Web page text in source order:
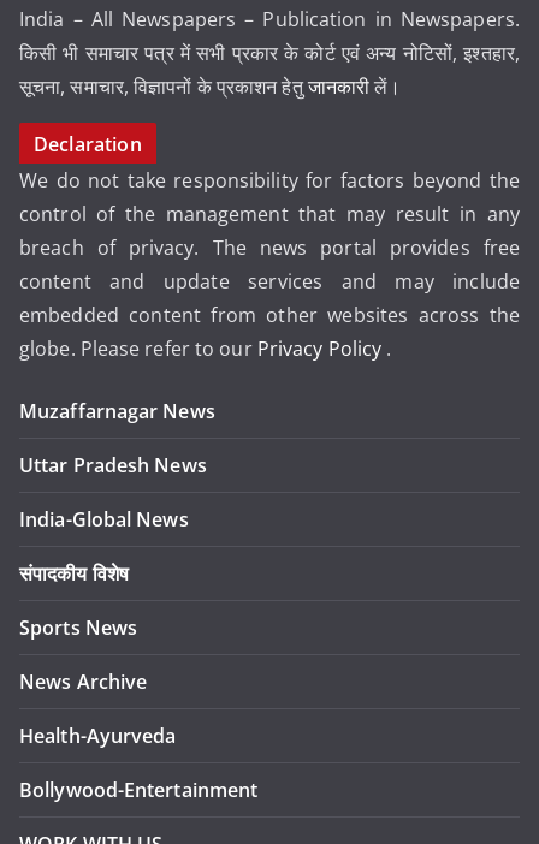
India – All Newspapers – Publication in Newspapers.
किसी भी समाचार पत्र में सभी प्रकार के कोर्ट एवं अन्य नोटिसों, इश्तहार,
सूचना, समाचार, विज्ञापनों के प्रकाशन हेतुजानकारीलें।
Declaration
We do not take responsibility for factors beyond the
control of the management that may result in any
breach of privacy. The news portal provides free
content and update services and may include
embedded content from other websites across the
globe. Please refer to our Privacy Policy .
Muzaffarnagar News
Uttar Pradesh News
India-Global News
संपादकीय विशेष
Sports News
News Archive
Health-Ayurveda
Bollywood-Entertainment